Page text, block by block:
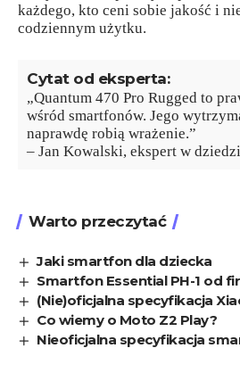
każdego, kto ceni sobie jakość i
codziennym użytku.
Cytat od eksperta:
„Quantum 470 Pro Rugged to
wśród smartfonów. Jego
naprawdę robią wrażenie.”
– Jan Kowalski, ekspert w
Warto przeczytać
Jaki smartfon dla dziecka
Smartfon Essential PH-1 od
(Nie)oficjalna specyfikacja
Co wiemy o Moto Z2 Play?
Nieoficjalna specyfikacja